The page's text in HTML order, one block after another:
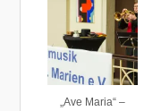
„Ave Maria“ –